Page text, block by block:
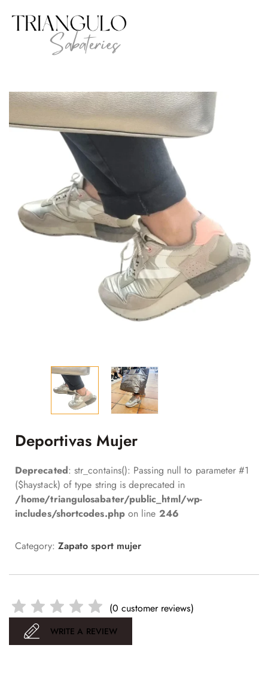
Deportivas Mujer
Deprecated: str_contains(): Passing null to parameter #1
($haystack) of type string is deprecated in
/home/triangulosabater/public_html/wp-
includes/shortcodes.phpon line 246
Category: Zapato sport mujer
(0 customer reviews)
WRITE A REVIEW